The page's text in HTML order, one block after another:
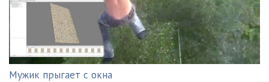
Мужик прыгает с окна